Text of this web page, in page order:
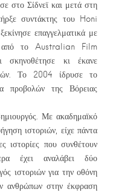
στο Σίδνεϊ και μετά στη
συντάκτης του Honi
επαγγελματικά με
από το Australian Film
κι έκανε
Το 2004 ίδρυσε το
προβολών της Βόρειας
Με ακαδημαϊκό
ιστοριών, είχε πάντα
ιστορίες που συνθέτουν
έχει αναλάβει δύο
ιστοριών για την οθόνη
ανθρώπων στην έκφραση